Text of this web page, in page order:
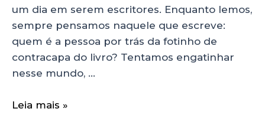
um dia em serem escritores. Enquanto lemos,
sempre pensamos naquele que escreve:
quem é a pessoa por trás da fotinho de
contracapa do livro? Tentamos engatinhar
nesse mundo, …
Leia mais »